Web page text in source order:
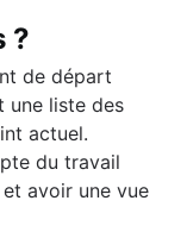
?
de départ
une liste des
actuel.
du travail
avoir une vue